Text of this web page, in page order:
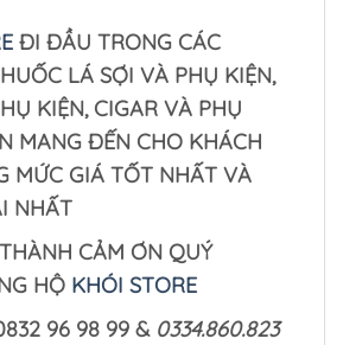
ĐI ĐẦU TRONG CÁC
LÁ SỢI VÀ PHỤ KIỆN,
KIỆN, CIGAR VÀ PHỤ
MANG ĐẾN CHO KHÁCH
MỨC GIÁ TỐT NHẤT VÀ
NHẤT
CẢM ƠN QUÝ
HỘ KHÓI STORE
96 98 99 & 0334.860.823